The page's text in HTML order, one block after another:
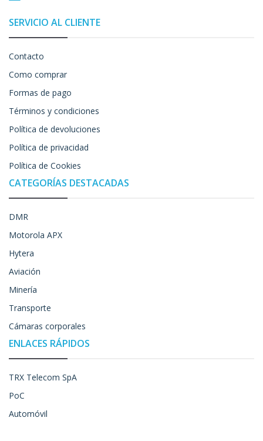
SERVICIO AL CLIENTE
Contacto
Como comprar
Formas de pago
Términos y condiciones
Política de devoluciones
Política de privacidad
Política de Cookies
CATEGORÍAS DESTACADAS
DMR
Motorola APX
Hytera
Aviación
Minería
Transporte
Cámaras corporales
ENLACES RÁPIDOS
TRX Telecom SpA
PoC
Automóvil